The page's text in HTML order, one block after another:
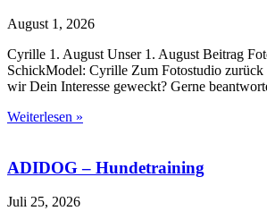
August 1, 2026
Cyrille 1. August Unser 1. August Beitrag
SchickModel: Cyrille Zum Fotostudio zurück
wir Dein Interesse geweckt? Gerne
Weiterlesen »
ADIDOG – Hundetraining
Juli 25, 2026